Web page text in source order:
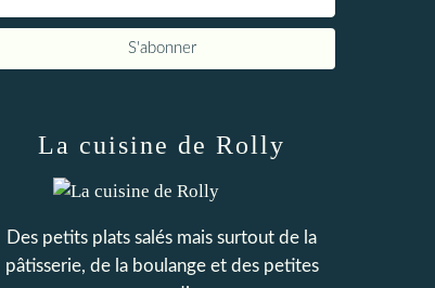
La cuisine de Rolly
Des petits plats salés mais surtout de la
pâtisserie, de la boulange et des petites